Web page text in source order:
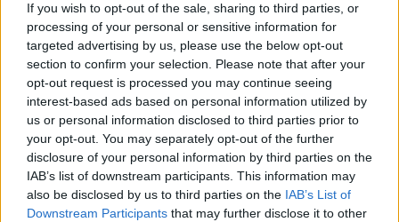
If you wish to opt-out of the sale, sharing to third parties, or
processing of your personal or sensitive information for
targeted advertising by us, please use the below opt-out
section to confirm your selection. Please note that after your
opt-out request is processed you may continue seeing
interest-based ads based on personal information utilized by
us or personal information disclosed to third parties prior to
your opt-out. You may separately opt-out of the further
disclosure of your personal information by third parties on the
IAB’s list of downstream participants. This information may
also be disclosed by us to third parties on the IAB’s List of
Downstream Participants that may further disclose it to other
addig kell nyüstölni az emlékezőket, amíg lehet.
Most viszont még Bernsteinnél maradnék, az 1983-
as fellépésnél. Előtte elvállalta, hogy a
Zeneakadémia növendék zenekarának élén
elvezényli az esti koncert második részét, Schumann
2. szimfóniáját. Illetve annak első tételét. A
közönséget nem hívták, de beengedték, vagy nem is
tudom, hogyan volt pontosan, mindenesetre telt ház,
a falnál álltam én is, ment ez a varázslat vagy
varázslatoskodás, az első meglepetés, hogy hú, de
alacsony, aztán vezényelt, leugrott a pódiumról, az